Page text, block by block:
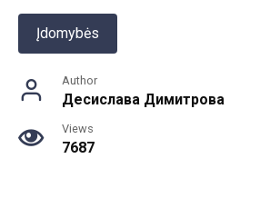
Įdomybės
Author
Десислава Димитрова
Views
7687